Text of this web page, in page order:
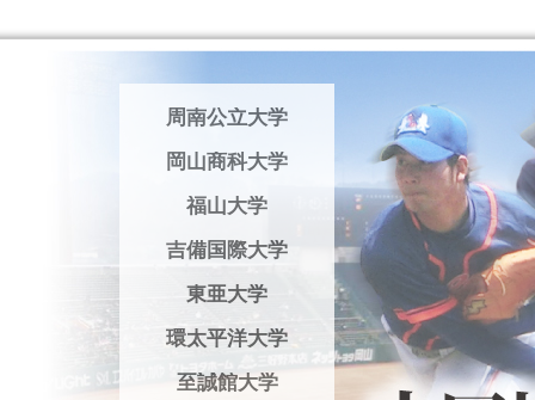
周南公立大学
岡山商科大学
福山大学
吉備国際大学
東亜大学
環太平洋大学
至誠館大学